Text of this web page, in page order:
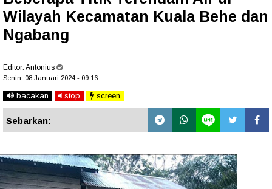
Wilayah Kecamatan Kuala Behe dan
Ngabang
Editor: Antonius
Senin, 08 Januari 2024 - 09.16
bacakan stop screen
Sebarkan: